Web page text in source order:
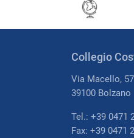
Collegio
Via Macello, 57
39100 Bolzano
Tel.: +39 0471
Fax: +39 0471